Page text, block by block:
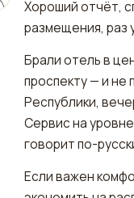
Хороший отчёт,
размещения, раз
Брали отель в
проспекту — и
Республики,
Сервис на
говорит по-
Если важен